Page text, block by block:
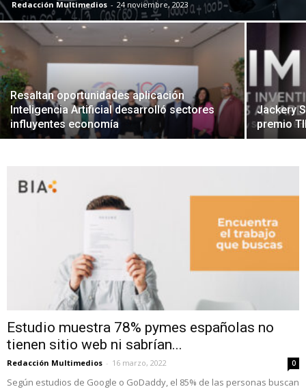
Redacción Multimedios - 24 noviembre, 2023
Resaltan oportunidades aplicación
Inteligencia Artificial desarrolló sectores
influyentes economía
Jackery
premio
Estudio muestra 78% pymes españolas no
tienen sitio web ni sabrían...
Redacción Multimedios - 16 marzo, 2022 0
Según estudios de Google o GoDaddy, el 85% de las personas buscan